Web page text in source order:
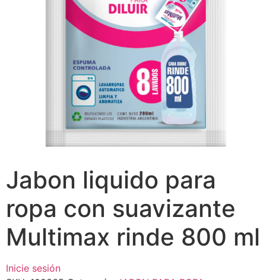
Jabon liquido para
ropa con suavizante
Multimax rinde 800 ml
Inicie sesión